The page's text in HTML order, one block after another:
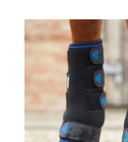
GRIMER &
TRENSER &
SADLER &
RIDEBUKSER
TRØJER,
PLEJE &
STRIGLER &